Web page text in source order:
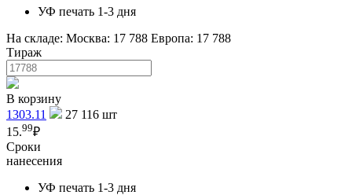
УФ печать 1-3 дня
На складе: Москва: 17 788 Европа: 17 788
Тираж
В корзину
1303.11
27 116 шт
15.99₽
Сроки
нанесения
УФ печать 1-3 дня